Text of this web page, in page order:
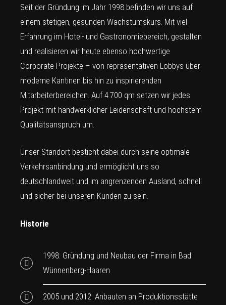
Seit der Gründung im Jahr 1998 befinden wir uns auf
einem stetigen, gesunden Wachstumskurs. Mit viel
Erfahrung im Hotel- und Gastronomiebereich, gestalten
und realisieren wir heute ebenso hochwertige
Corporate-Projekte – von repräsentativen Lobbys über
moderne Kantinen bis hin zu inspirierenden
Mitarbeiterbereichen. Auf 4.700 qm setzen wir jedes
Projekt mit handwerklicher Leidenschaft und höchstem
Qualitätsanspruch um.
Unser Standort besticht dabei durch seine optimale
Verkehrsanbindung und ermöglicht uns so
deutschlandweit und im angrenzenden Ausland, schnell
und sicher bei unseren Kunden zu sein.
Historie
1998: Gründung und Neubau der Firma in Bad
Wünnenberg-Haaren
2005 und 2012: Anbauten an Produktionsstätte